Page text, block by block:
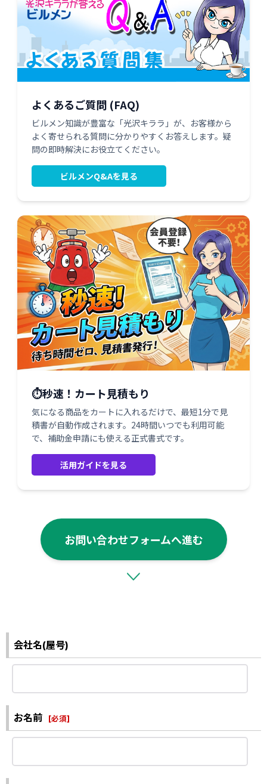
よくあるご質問 (FAQ)
ビルメン知識が豊富な「光沢キララ」が、お客様から
よく寄せられる質問に分かりやすくお答えします。疑
問の即時解決にお役立てください。
ビルメンQ&Aを見る
⏱️秒速！カート見積もり
気になる商品をカートに入れるだけで、最短1分で見
積書が自動作成されます。24時間いつでも利用可能
で、補助金申請にも使える正式書式です。
活用ガイドを見る
お問い合わせフォームへ進む
会社名(屋号)
お名前 [必須]